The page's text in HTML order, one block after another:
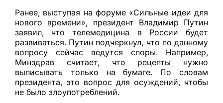
Ранее, выступая на форуме «Сильные идеи для
нового времени», президент Владимир Путин
заявил, что телемедицина в России будет
развиваться. Путин подчеркнул, что по данному
вопросу сейчас ведутся споры. Например,
Минздрав считает, что рецепты нужно
выписывать только на бумаге. По словам
президента, это вопрос для осуждений, чтобы
не было злоупотреблений.